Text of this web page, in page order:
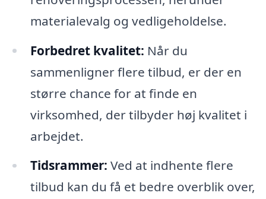
materialevalg og vedligeholdelse.
Forbedret kvalitet: Når du
sammenligner flere tilbud, er der en
større chance for at finde en
virksomhed, der tilbyder høj kvalitet i
arbejdet.
Tidsrammer: Ved at indhente flere
tilbud kan du få et bedre overblik over,